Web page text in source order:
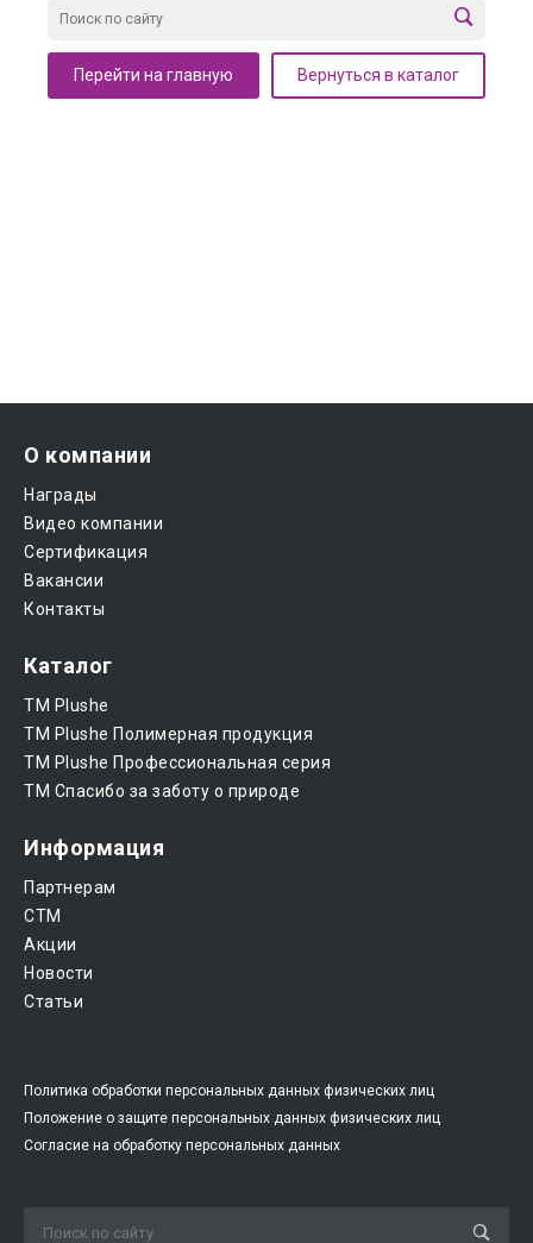
Перейти на главную Вернуться в каталог
О компании
Награды
Видео компании
Сертификация
Вакансии
Контакты
Каталог
ТМ Plushe
ТМ Plushe Полимерная продукция
ТМ Plushe Профессиональная серия
ТМ Спасибо за заботу о природе
Информация
Партнерам
CTM
Акции
Новости
Статьи
Политика обработки персональных данных физических лиц
Положение о защите персональных данных физических лиц
Согласие на обработку персональных данных